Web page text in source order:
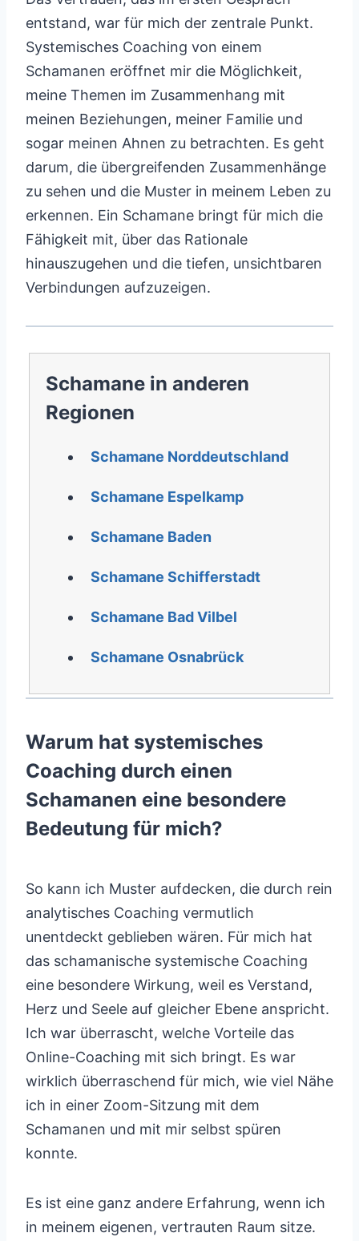
entstand, war für mich der zentrale Punkt.
Systemisches Coaching von einem
Schamanen eröffnet mir die Möglichkeit,
meine Themen im Zusammenhang mit
meinen Beziehungen, meiner Familie und
sogar meinen Ahnen zu betrachten. Es geht
darum, die übergreifenden Zusammenhänge
zu sehen und die Muster in meinem Leben zu
erkennen. Ein Schamane bringt für mich die
Fähigkeit mit, über das Rationale
hinauszugehen und die tiefen, unsichtbaren
Verbindungen aufzuzeigen.
Schamane in anderen
Regionen
Schamane Norddeutschland
Schamane Espelkamp
Schamane Baden
Schamane Schifferstadt
Schamane Bad Vilbel
Schamane Osnabrück
Warum hat systemisches
Coaching durch einen
Schamanen eine besondere
Bedeutung für mich?
So kann ich Muster aufdecken, die durch rein
analytisches Coaching vermutlich
unentdeckt geblieben wären. Für mich hat
das schamanische systemische Coaching
eine besondere Wirkung, weil es Verstand,
Herz und Seele auf gleicher Ebene anspricht.
Ich war überrascht, welche Vorteile das
Online-Coaching mit sich bringt. Es war
wirklich überraschend für mich, wie viel Nähe
ich in einer Zoom-Sitzung mit dem
Schamanen und mit mir selbst spüren
konnte.
Es ist eine ganz andere Erfahrung, wenn ich
in meinem eigenen, vertrauten Raum sitze.